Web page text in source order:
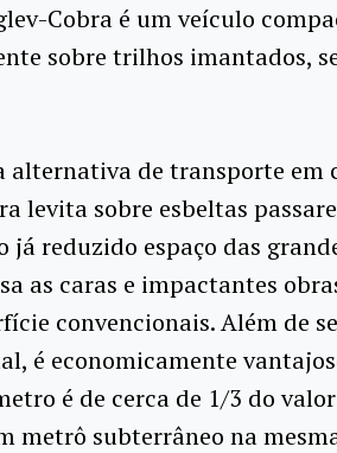
Cobra é um veículo
sobre trilhos imantados,
alternativa de transporte em
levita sobre esbeltas
já reduzido espaço das
as caras e impactantes
convencionais. Além de
é economicamente
é de cerca de 1/3 do
metrô subterrâneo na